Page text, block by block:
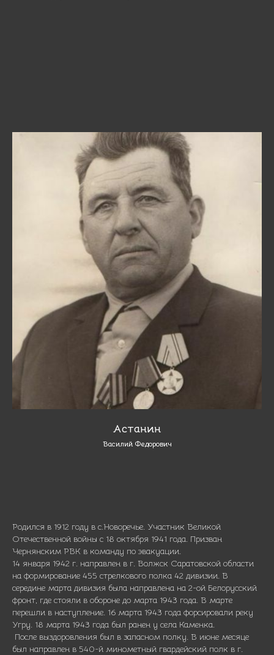
Астанин
Василий Федорович
Родился в 1912 году в с.Новоречье. Участник Великой
Отечественной войны с 18 октября 1941 года. Призван
Чернянским РВК в команду по эвакуации.
14 января 1942 г. направлен в г. Волжск Саратовской области
на формирование 455 стрелкового полка 42 дивизии. В
середине марта дивизия была направлена на 2-ой Белорусский
фронт, где стояли в обороне до марта 1943 года. В марте
перешли в наступление. 16 марта 1943 года форсировали реку
Угру. 18 марта 1943 года был ранен у села Каменка.
После выздоровления был в запасном полку. В июне месяце
был направлен в 540-й минометный гвардейский полк в г.